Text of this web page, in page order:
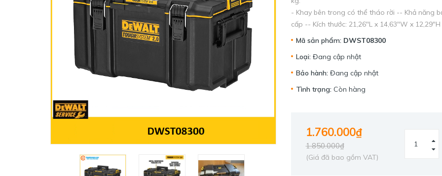
- Khay bên trong có thể tháo rời -- Khả năng
cấp -- Kích thước: 21,26"L x 14,63"W x
Mã sản phẩm: DWST08300
Loại: Đang cập nhật
Bảo hành: Đang cập nhật
Tình trạng: Còn hàng
1.760.000₫
1.850.000₫
(Giá đã bao gồm VAT)